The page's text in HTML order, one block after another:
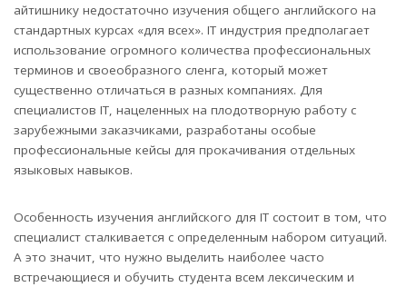
айтишнику недостаточно изучения общего английского на
стандартных курсах «для всех». IT индустрия предполагает
использование огромного количества профессиональных
терминов и своеобразного сленга, который может
существенно отличаться в разных компаниях. Для
специалистов IT, нацеленных на плодотворную работу с
зарубежными заказчиками, разработаны особые
профессиональные кейсы для прокачивания отдельных
языковых навыков.
Особенность изучения английского для IT состоит в том, что
специалист сталкивается с определенным набором ситуаций.
А это значит, что нужно выделить наиболее часто
встречающиеся и обучить студента всем лексическим и